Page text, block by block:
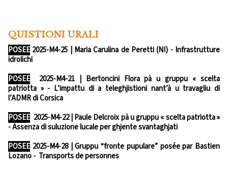
QUISTIONI URALI
POSEE 2025-M4-25 | Maria Carulina de Peretti (NI) - Infrastrutture
idrolichi
POSEE
2025-M4-21 | Bertoncini Flora pà u gruppu « scelta
patriotta » - L’impattu di a teleghjistioni nant’à u travagliu di
l’ADMR di Corsica
POSEE 2025-M4-22 | Paule Delcroix pà u gruppu « scelta patriotta »
- Assenza di suluzione lucale per ghjente svantaghjati
POSEE 2025-M4-28 | Gruppu “fronte pupulare” posée par Bastien
Lozano - Transports de personnes